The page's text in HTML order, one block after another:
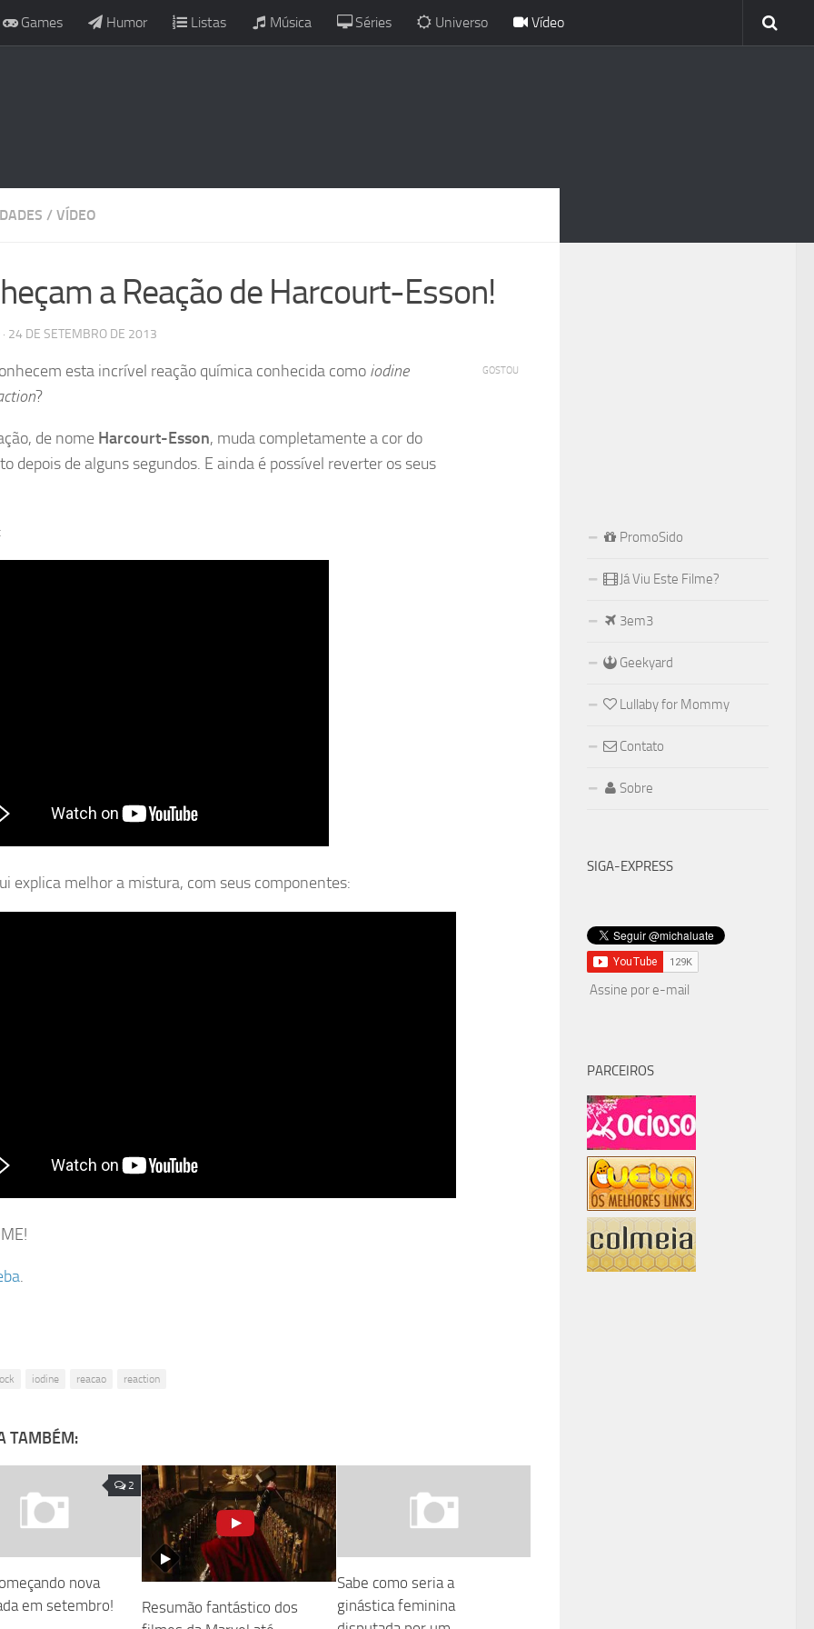
Games Humor Listas Música Séries Universo Vídeo
/ VÍDEO
a Reação de Harcourt-Esson!
· 24 DE SETEMBRO DE 2013
esta incrível reação química conhecida como iodine
?
de nome Harcourt-Esson, muda completamente a cor do
depois de alguns segundos. E ainda é possível reverter os seus
explica melhor a mistura, com seus componentes:
.
GOSTOU
iodine reacao reaction
TAMBÉM:
2
nova
em setembro!
Resumão fantástico dos
Sabe como seria a
ginástica feminina
PromoSido
Já Viu Este Filme?
3em3
Geekyard
Lullaby for Mommy
Contato
Sobre
SIGA-EXPRESS
Assine por e-mail
PARCEIROS